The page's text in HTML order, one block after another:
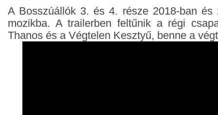
A Bosszúállók 3. és 4. része 2018-ban és
mozikba. A trailerben feltűnik a régi
Thanos és a Végtelen Kesztyű, benne a